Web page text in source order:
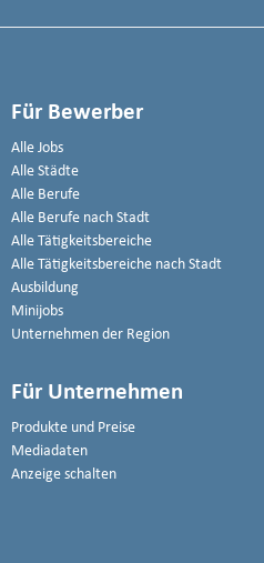
Für Bewerber
Alle Jobs
Alle Städte
Alle Berufe
Alle Berufe nach Stadt
Alle Tätigkeitsbereiche
Alle Tätigkeitsbereiche nach Stadt
Ausbildung
Minijobs
Unternehmen der Region
Für Unternehmen
Produkte und Preise
Mediadaten
Anzeige schalten